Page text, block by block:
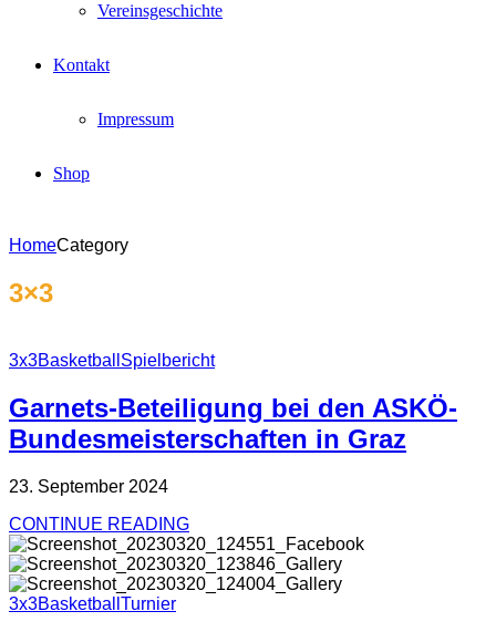
Vereinsgeschichte
Kontakt
Impressum
Shop
HomeCategory
3×3
3x3Basketball Spielbericht
Garnets-Beteiligung bei den ASKÖ-
Bundesmeisterschaften in Graz
23. September 2024
CONTINUE READING
3x3Basketball Turnier